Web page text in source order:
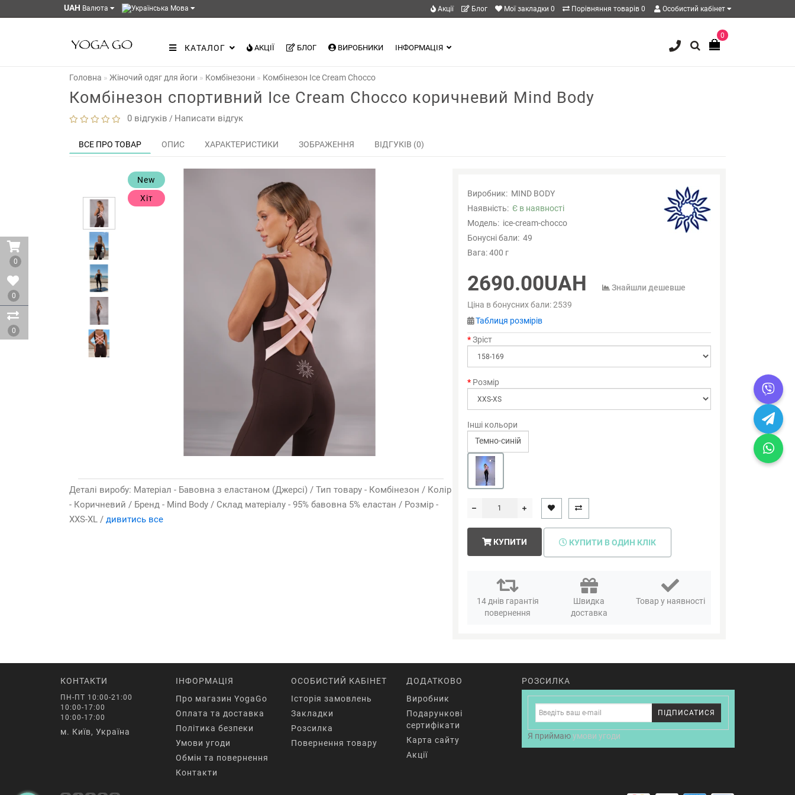
0
0
0
UAH Валюта Мова Акції Блог Мої закладки 0 Порівняння товарів 0 Особистий кабінет
КАТАЛОГ АКЦІЇ БЛОГ ВИРОБНИКИ ІНФОРМАЦІЯ
0
Головна Жіночий одяг для йоги Комбінезони Комбінезон Ice Cream Chocco
Комбінезон спортивний Ice Cream Chocco коричневий Mind Body
0 відгуків / Написати відгук
ВСЕ ПРО ТОВАР ОПИС ХАРАКТЕРИСТИКИ ЗОБРАЖЕННЯ ВІДГУКІВ (0)
New
Хіт
Деталі виробу: Матеріал - Бавовна з еластаном (Джерсі) / Тип товару - Комбінезон / Колір
- Коричневий / Бренд - Mind Body / Склад матеріалу - 95% бавовна 5% еластан / Розмір -
XXS-XL / дивитись все
Виробник: MIND BODY
Наявність: Є в наявності
Модель: ice-cream-сhocco
Бонусні бали:49
Вага: 400 г
2690.00UAH
Знайшли дешевше
Ціна в бонусних бали:2539
Таблиця розмірів
Зріст
Розмір
Інші кольори
Темно-синій
КУПИТИ КУПИТИ В ОДИН КЛІК
14 днів гарантія
повернення
Швидка
доставка
Товар у наявності
КОНТАКТИ
ПН-ПТ 10:00-21:00
10:00-17:00
10:00-17:00
м. Київ, Україна
ІНФОРМАЦІЯ
Про магазин YogaGo
Оплата та доставка
Політика безпеки
Умови угоди
Обмін та повернення
Контакти
ОСОБИСТИЙ КАБІНЕТ
Історія замовлень
Закладки
Розсилка
Повернення товару
ДОДАТКОВО
Виробник
Подарункові
сертифікати
Карта сайту
Акції
РОЗСИЛКА
ПІДПИСАТИСЯ
Я приймаюумови угоди